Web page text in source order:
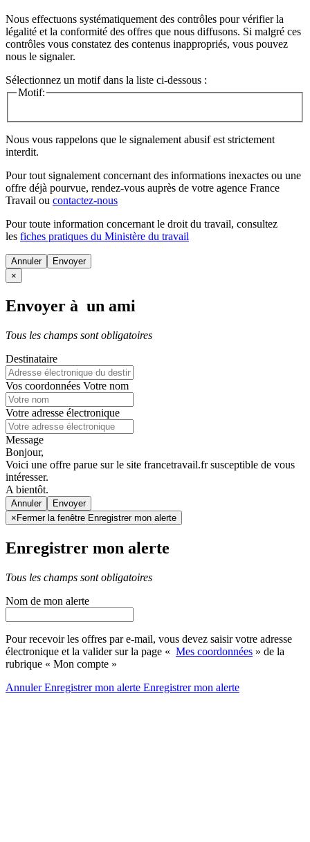
Nous effectuons systématiquement des contrôles pour vérifier la
légalité et la conformité des offres que nous diffusons. Si malgré ces
contrôles vous constatez des contenus inappropriés, vous pouvez
nous le signaler.
Sélectionnez un motif dans la liste ci-dessous :
Motif:
Nous vous rappelons que le signalement abusif est strictement
interdit.
Pour tout signalement concernant des informations inexactes ou une
offre déjà pourvue, rendez-vous auprès de votre agence France
Travail ou contactez-nous
Pour toute information concernant le droit du travail, consultez
les fiches pratiques du Ministère du travail
Annuler
×
Envoyer à un ami
Tous les champs sont obligatoires
Destinataire
Vos coordonnées Votre nom
Votre adresse électronique
Message
Bonjour,
Voici une offre parue sur le site francetravail.fr susceptible de vous
intéresser.
A bientôt.
Annuler
× Fermer la fenêtre Enregistrer mon alerte
Enregistrer mon alerte
Tous les champs sont obligatoires
Nom de mon alerte
Pour recevoir les offres par e-mail, vous devez saisir votre adresse
électronique et la valider sur la page « Mes coordonnées » de la
rubrique « Mon compte »
AnnulerEnregistrer mon alerte Enregistrermon alerte